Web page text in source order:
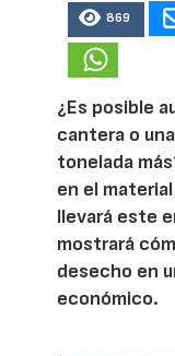
869
¿Es posible
cantera o
tonelada
en el
llevará este
mostrará
desecho en
económico.